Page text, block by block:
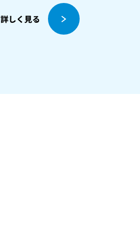
詳しく見る